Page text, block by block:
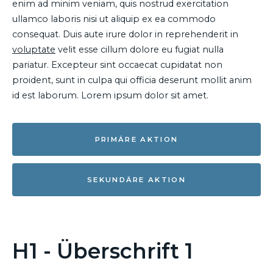
enim ad minim veniam, quis nostrud exercitation
ullamco laboris nisi ut aliquip ex ea commodo
consequat. Duis aute irure dolor in reprehenderit in
voluptate velit esse cillum dolore eu fugiat nulla
pariatur. Excepteur sint occaecat cupidatat non
proident, sunt in culpa qui officia deserunt mollit anim
id est laborum. Lorem ipsum dolor sit amet.
PRIMÄRE AKTION
SEKUNDÄRE AKTION
H1 - Überschrift 1